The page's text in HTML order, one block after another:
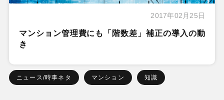
2017年02月25日
マンション管理費にも「階数差」補正の導入の動
き
ニュース/時事ネタ マンション 知識